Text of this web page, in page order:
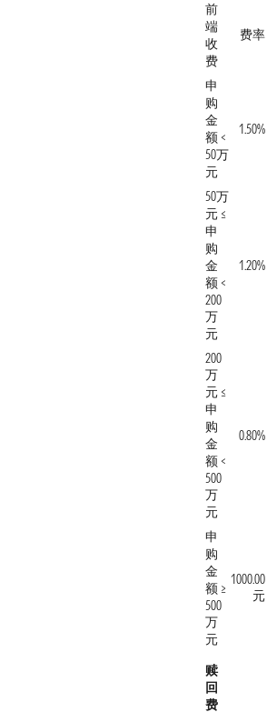
前
端
收
费
费率
申
购
金
额 <
50万
元
1.50%
50万
元 ≤
申
购
金
额 <
200
万
元
1.20%
200
万
元 ≤
申
购
金
额 <
500
万
元
0.80%
申
购
金
额 ≥
500
万
元
1000.00
元
赎
回
费